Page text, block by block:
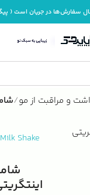
سفارش‌ها در جریان است (
و مراقبت از مو
Milk Shake